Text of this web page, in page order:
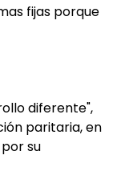
fijas porque
diferente",
paritaria, en
su